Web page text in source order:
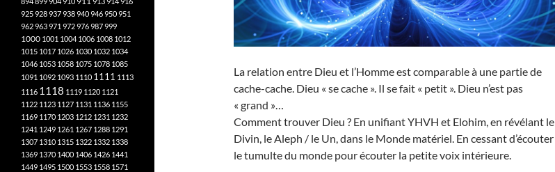
La relation entre Dieu et l’Homme est comparable à une partie de
cache-cache. Dieu « se cache ». Il se fait « petit ». Dieu n’est pas
« grand »…
Comment trouver Dieu ? En unifiant YHVH et Elohim, en révélant le
Divin, le Aleph / le Un, dans le Monde matériel. En cessant d’écouter
le tumulte du monde pour écouter la petite voix intérieure.
925928937938940946950951
962963971 972976987999
1000 1001 1004 1006 1008 1012
1015 1017 1026 1030 1032 1034
1046 1053 1058 1075 1078 1085
1091 1092 1093 1110 1111 1113
1116 1118 1119 1120 1121
1122 1123 1127 1131 1136 1155
1169 1170 1203 1212 1231 1232
1241 1249 1261 1267 1288 1291
1307 1310 1315 1322 1332 1338
1369 1370 1400 1406 1426 1441
1449 1495 1500 1553 1558 1571